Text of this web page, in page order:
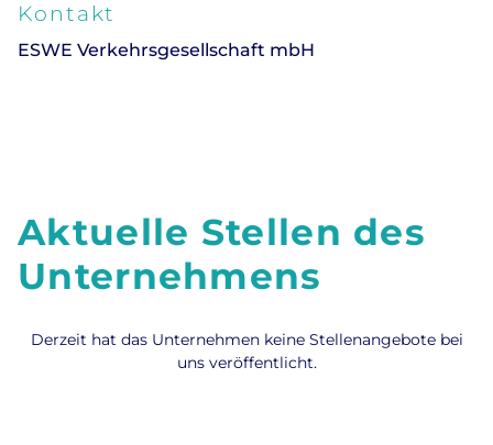
Kontakt
ESWE Verkehrsgesellschaft mbH
Aktuelle Stellen des
Unternehmens
Derzeit hat das Unternehmen keine Stellenangebote bei
uns veröffentlicht.